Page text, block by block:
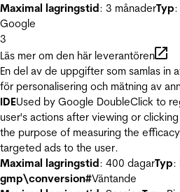
Maximal lagringstid: 3 månaderTyp:
Google
3
Läs mer om den här leverantören
En del av de uppgifter som samlas in
för personalisering och mätning av
IDEUsed by Google DoubleClick to
user's actions after viewing or
the purpose of measuring the
targeted ads to the user.
Maximal lagringstid: 400 dagarTyp:
gmp\conversion#Väntande